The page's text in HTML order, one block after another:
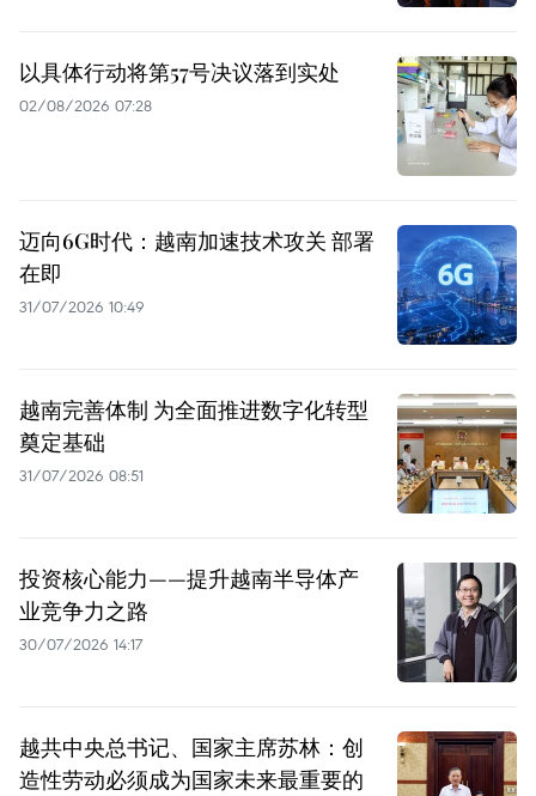
以具体行动将第57号决议落到实处
02/08/2026 07:28
迈向6G时代：越南加速技术攻关 部署
在即
31/07/2026 10:49
越南完善体制 为全面推进数字化转型
奠定基础
31/07/2026 08:51
投资核心能力——提升越南半导体产
业竞争力之路
30/07/2026 14:17
越共中央总书记、国家主席苏林：创
造性劳动必须成为国家未来最重要的